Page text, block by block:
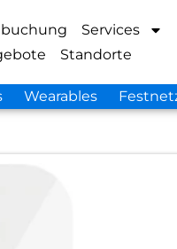
Services
Standorte
Wearables